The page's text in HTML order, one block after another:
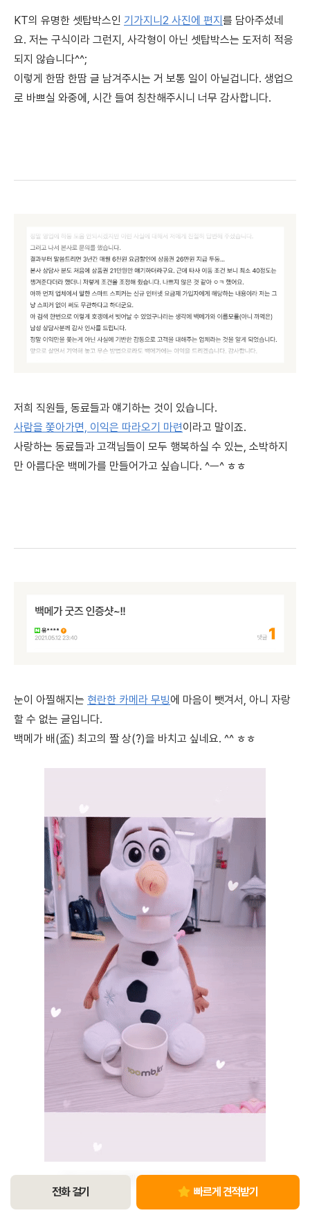
KT의 유명한 셋탑박스인 기가지니2 사진에 편지 를 담아주셨네
요. 저는 구식이라 그런지, 사각형이 아닌 셋탑박스는 도저히 적응
되지 않습니다^^;
이렇게 한땀 한땀 글 남겨주시는 거 보통 일이 아닐겁니다. 생업으
로 바쁘실 와중에, 시간 들여 칭찬해주시니 너무 감사합니다.
저희 직원들, 동료들과 얘기하는 것이 있습니다.
사람을 쫓아가면, 이익은 따라오기 마련이라고 말이죠.
사랑하는 동료들과 고객님들이 모두 행복하실 수 있는, 소박하지
만 아름다운 백메가를 만들어가고 싶습니다. ^ㅡ^ ㅎㅎ
눈이 아찔해지는 현란한 카메라 무빙에 마음이 뺏겨서, 아니 자랑
할 수 없는 글입니다.
백메가 배(盃) 최고의 짤 상(?)을 바치고 싶네요. ^^ ㅎㅎ
혹시 인기가요 카메라 감독님이신가요? ^ㅡ^ㅎㅎ
전화 걸기 빠르게 견적받기